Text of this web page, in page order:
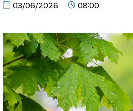
03/06/2026 08:00